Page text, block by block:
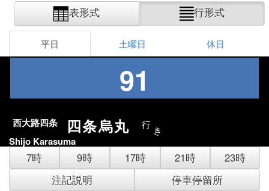
表形式 行形式
平日 土曜日 休日
91
西大路四条 四条烏丸 行 き
Shijo Karasuma
7時 9時 17時 21時
23時
注記説明
停車停留所